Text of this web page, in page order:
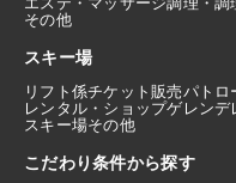
その他
スキー場
リフト係チケット販売パトロ
レンタル・ショップゲレンデ
スキー場その他
こだわり条件から探す